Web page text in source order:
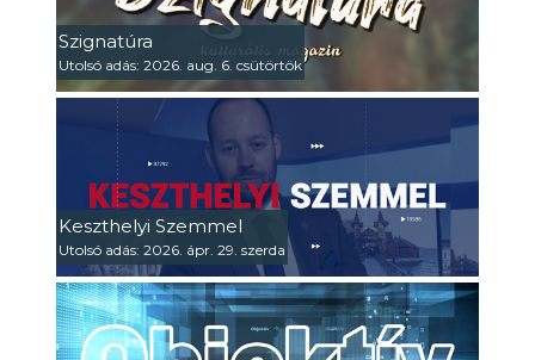
Szignatúra
Utolsó adás: 2026. aug. 6. csütörtök
Keszthelyi Szemmel
Utolsó adás: 2026. ápr. 29. szerda